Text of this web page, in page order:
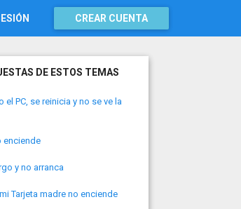
CREAR CUENTA
DE ESTOS TEMAS
el PC, se reinicia y no se ve la
enciende
y no arranca
Tarjeta madre no enciende